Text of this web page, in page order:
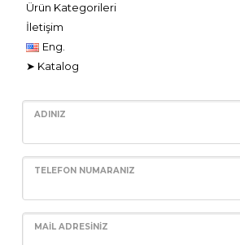
Ürün Kategorileri
İletişim
Eng.
➤ Katalog
ADINIZ
TELEFON NUMARANIZ
MAIL ADRESINIZ